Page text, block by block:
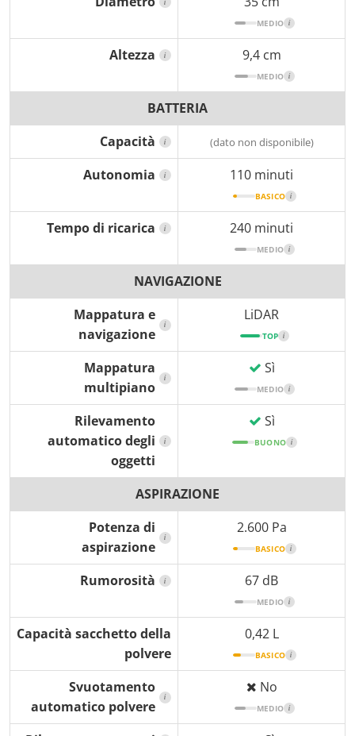
MEDIO i
Altezza i 9,4 cm
MEDIO i
BATTERIA
Capacità
i (dato non disponibile)
Autonomia i 110 minuti
BASICO i
Tempo di ricarica i 240 minuti
MEDIO i
NAVIGAZIONE
Mappatura e
navigazione
i
LiDAR
TOP i
Mappatura
multipiano
i
Sì
MEDIO i
Rilevamento
automatico degli
oggetti
i
Sì
BUONO i
ASPIRAZIONE
Potenza di
aspirazione
i
2.600 Pa
BASICO i
Rumorosità i 67 dB
MEDIO i
Capacità sacchetto della
polvere
0,42 L
BASICO i
Svuotamento
automatico polvere
i
No
MEDIO i